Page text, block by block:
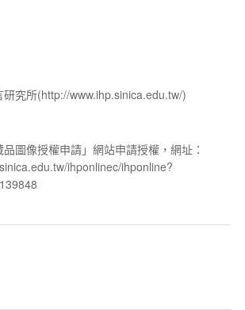
究所(http://www.ihp.sinica.edu.tw/)
圖像授權申請」網站申請授權，網址：
ihponlinec/ihponline?